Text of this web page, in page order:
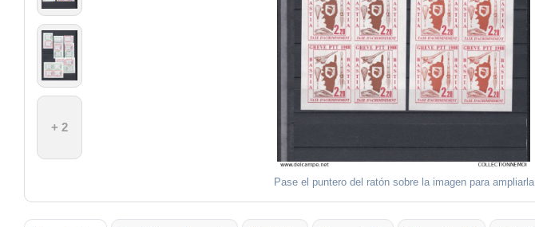
+ 2
Pase el puntero del ratón sobre la imagen para ampliarla